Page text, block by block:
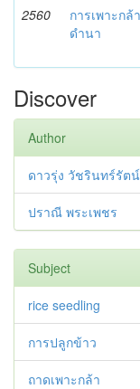
2560
การเพาะกล้
ดำนา
Discover
Author
ดาวรุ่ง วัชรินทร์รัต
ปราณี พระเพชร
Subject
rice seedling
การปลูกข้าว
ถาดเพาะกล้า